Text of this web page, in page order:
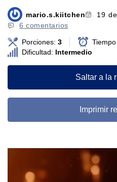
mario.s.kiitchen 19
6 comentarios
Porciones: 3
Dificultad: Intermedio
Saltar a la
Imprimir